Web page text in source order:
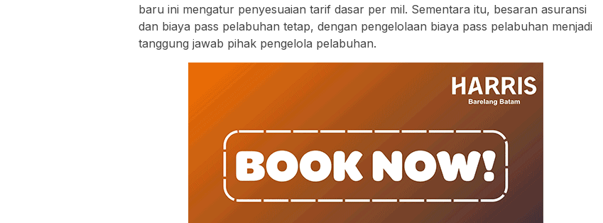
baru ini mengatur penyesuaian tarif dasar per mil. Sementara itu, besaran asuransi
dan biaya pass pelabuhan tetap, dengan pengelolaan biaya pass pelabuhan menjadi
tanggung jawab pihak pengelola pelabuhan.